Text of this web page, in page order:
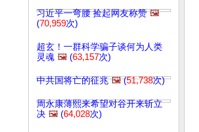
习近平一弯腰 捡起网友称赞 🖼️
(70,959次)
超玄！一群科学骗子谈何为人类
灵魂 🖼️ (63,157次)
中共国将亡的征兆 🖼️(51,738次)
周永康薄熙来希望对谷开来斩立
决 🖼️ (64,028次)